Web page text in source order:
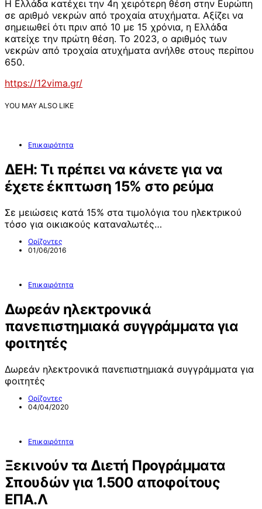
Η Ελλάδα κατέχει την 4η χειρότερη θέση στην Ευρώπη
σε αριθμό νεκρών από τροχαία ατυχήματα. Αξίζει να
σημειωθεί ότι πριν από 10 με 15 χρόνια, η Ελλάδα
κατείχε την πρώτη θέση. Το 2023, ο αριθμός των
νεκρών από τροχαία ατυχήματα ανήλθε στους περίπου
650.
https://12vima.gr/
YOU MAY ALSO LIKE
Επικαιρότητα
ΔΕΗ: Τι πρέπει να κάνετε για να
έχετε έκπτωση 15% στο ρεύμα
Σε μειώσεις κατά 15% στα τιμολόγια του ηλεκτρικού
τόσο για οικιακούς καταναλωτές…
Ορίζοντες
01/06/2016
Επικαιρότητα
Δωρεάν ηλεκτρονικά
πανεπιστημιακά συγγράμματα για
φοιτητές
Δωρεάν ηλεκτρονικά πανεπιστημιακά συγγράμματα για
φοιτητές
Ορίζοντες
04/04/2020
Επικαιρότητα
Ξεκινούν τα Διετή Προγράμματα
Σπουδών για 1.500 αποφοίτους
ΕΠΑ.Λ